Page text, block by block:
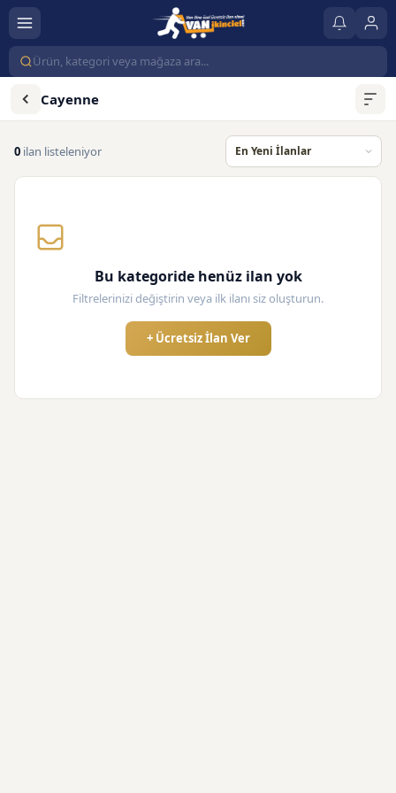
Cayenne
0 ilan listeleniyor
Bu kategoride henüz ilan yok
Filtrelerinizi değiştirin veya ilk ilanı siz oluşturun.
+ Ücretsiz İlan Ver